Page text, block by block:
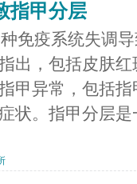
指甲分层
免疫系统失调
出，包括皮肤
甲异常，包括
状。指甲分层